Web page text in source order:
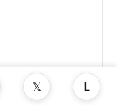
𝕏 L